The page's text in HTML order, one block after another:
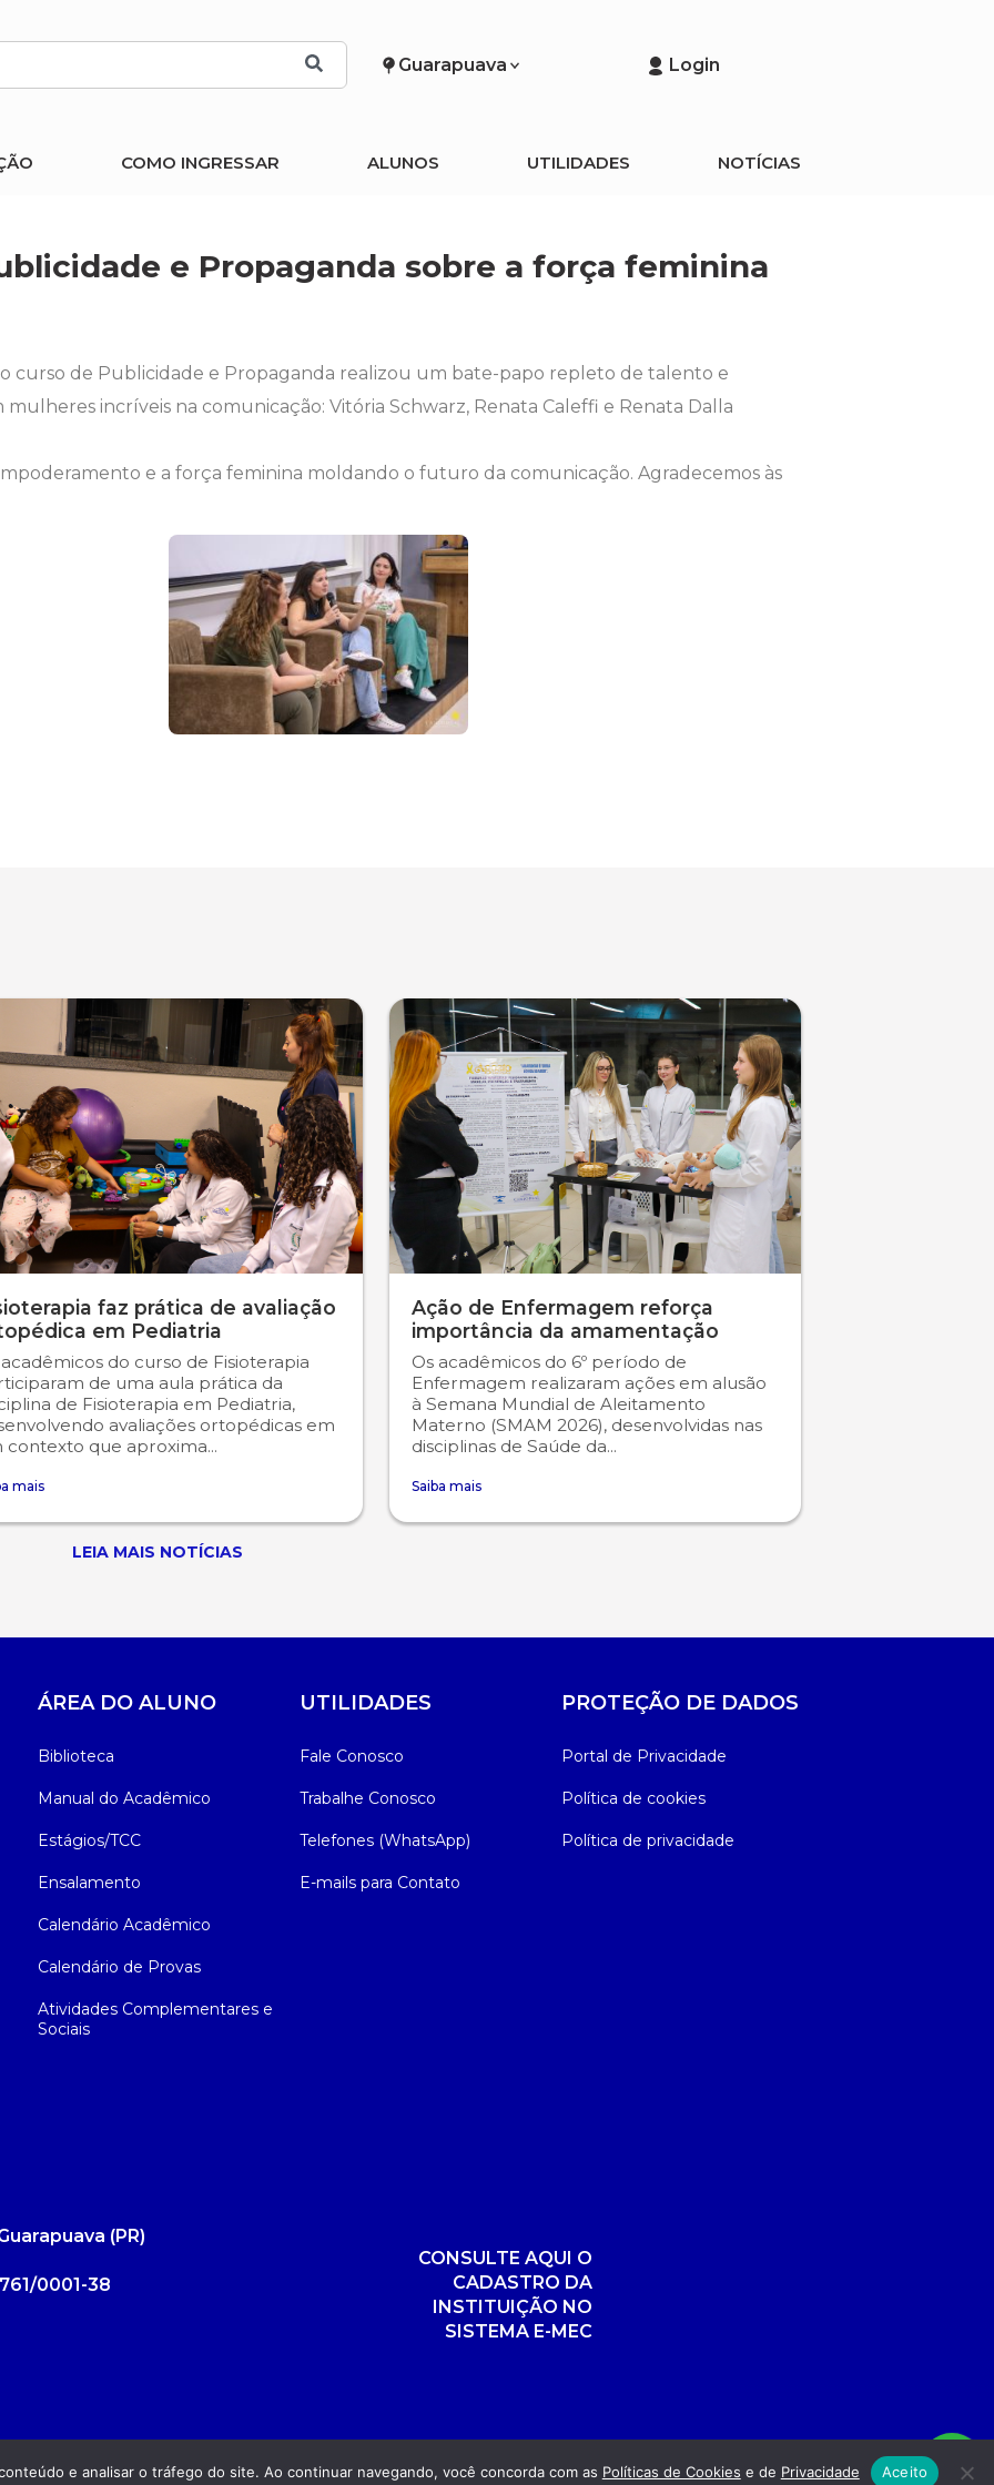
Guarapuava Login
COMO INGRESSAR ALUNOS UTILIDADES NOTÍCIAS
e Propaganda sobre a força feminina
curso de Publicidade e Propaganda realizou um bate-papo repleto de talento e
incríveis na comunicação: Vitória Schwarz, Renata Caleffi e Renata Dalla
e a força feminina moldando o futuro da comunicação. Agradecemos às
faz prática de avaliação
em Pediatria
acadêmicos do curso de Fisioterapia
de uma aula prática da
de Fisioterapia em Pediatria,
avaliações ortopédicas em
contexto que aproxima...
mais
Ação de Enfermagem reforça
importância da amamentação
Os acadêmicos do 6º período de
Enfermagem realizaram ações em alusão
à Semana Mundial de Aleitamento
Materno (SMAM 2026), desenvolvidas nas
disciplinas de Saúde da...
Saiba mais
LEIA MAIS NOTÍCIAS
ÁREA DO ALUNO
Biblioteca
Manual do Acadêmico
Estágios/TCC
Ensalamento
Calendário Acadêmico
Calendário de Provas
Atividades Complementares e
Sociais
UTILIDADES
Fale Conosco
Trabalhe Conosco
Telefones (WhatsApp)
E-mails para Contato
PROTEÇÃO DE DADOS
Portal de Privacidade
Política de cookies
Política de privacidade
(PR)
0001-38
CONSULTE AQUI O
CADASTRO DA
INSTITUIÇÃO NO
SISTEMA E-MEC
Desenvolvimento: POR FUEL AGÊNCIA WEB
e analisar o tráfego do site. Ao continuar navegando, você concorda com as Políticas de Cookies e de Privacidade Aceito